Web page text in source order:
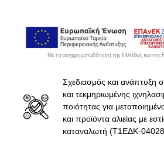
Σχεδιασμός και ανάπτυξη
και τεκμηριωμένης
ποιότητας για
και προϊόντα αλιείας με
καταναλωτή (Τ1ΕΔΚ-